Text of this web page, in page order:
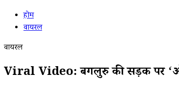
होम
वायरल
वायरल
Viral Video: बेंगलुरु की सड़क पर